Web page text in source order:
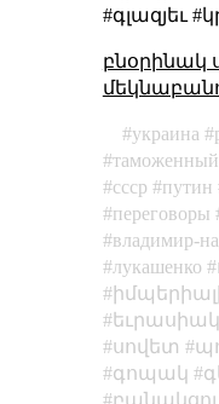
#գլազյեւ
բնօրինակ
украина
ссср
путин
переговоры
владимир-
лукашенко
սովետ
գոպակ